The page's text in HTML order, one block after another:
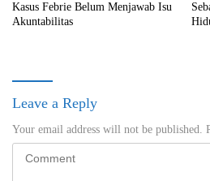
Kasus Febrie Belum Menjawab Isu
Akuntabilitas
Leave a Reply
Your email address will not be published.